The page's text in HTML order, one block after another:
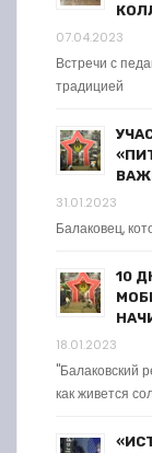
07.04.2023
Встречи с
традицией
31.01.2023
Балаковец,
10
18.01.2023
"Балаковский
как живется